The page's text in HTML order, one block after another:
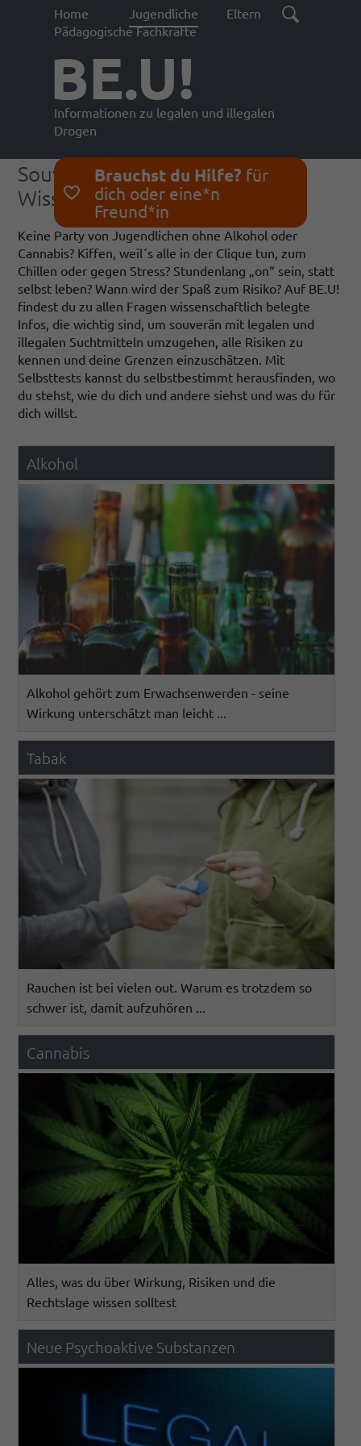
Home Jugendliche
Eltern
Pädagogische Fachkräfte
BE.U!
Informationen zu legalen und illegalen
Drogen
Brauchst du Hilfe? für
dich oder eine*n
Freund*in
Souverän und Selbstbestimmt -
Wissen ist die beste Prävention
Keine Party von Jugendlichen ohne Alkohol oder
Cannabis? Kiffen, weil´s alle in der Clique tun, zum
Chillen oder gegen Stress? Stundenlang „on“ sein, statt
selbst leben? Wann wird der Spaß zum Risiko? Auf BE.U!
findest du zu allen Fragen wissenschaftlich belegte
Infos, die wichtig sind, um souverän mit legalen und
illegalen Suchtmitteln umzugehen, alle Risiken zu
kennen und deine Grenzen einzuschätzen. Mit
Selbsttests kannst du selbstbestimmt herausfinden, wo
du stehst, wie du dich und andere siehst und was du für
dich willst.
Alkohol
Alkohol gehört zum Erwachsenwerden - seine
Wirkung unterschätzt man leicht ...
Tabak
Rauchen ist bei vielen out. Warum es trotzdem so
schwer ist, damit aufzuhören ...
Cannabis
Alles, was du über Wirkung, Risiken und die
Rechtslage wissen solltest
Neue Psychoaktive Substanzen